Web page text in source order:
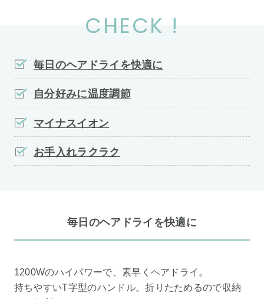
CHECK !
毎日のヘアドライを快適に
自分好みに温度調節
マイナスイオン
お手入れラクラク
毎日のヘアドライを快適に
1200Wのハイパワーで、素早くヘアドライ。
持ちやすいT字型のハンドル。折りたためるので収納